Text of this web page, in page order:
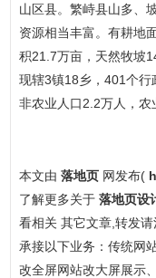
山区县。繁峙县山多、
资源相当丰富。有耕地
积21.7万亩，天然牧坡
现辖3镇18乡，401个行
非农业人口2.2万人，农
本文由 落地页 网发布(
了解更多关于 落地页设
看相关 其它文章,转发请
承接以下业务：传统网
改全屏网站改大屏展示